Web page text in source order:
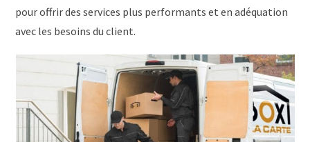
pour offrir des services plus performants et en adéquation
avec les besoins du client.